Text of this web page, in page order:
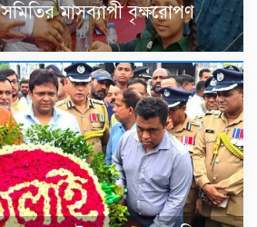
মাসব্যাপী বৃক্ষরোপণ